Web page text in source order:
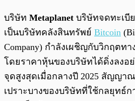
บริษัท Metaplanet บริษัทจดทะเ
เป็นบริษัทคลังสินทรัพย์ Bitcoin
Company) กำลังเผชิญกับวิกฤตทา
โดยราคาหุ้นของบริษัทได้ดิ่งลงอ
จุดสูงสุดเมื่อกลางปี 2025 สัญญา
เปราะบางของบริษัทที่ใช้กลยุทธ์ก